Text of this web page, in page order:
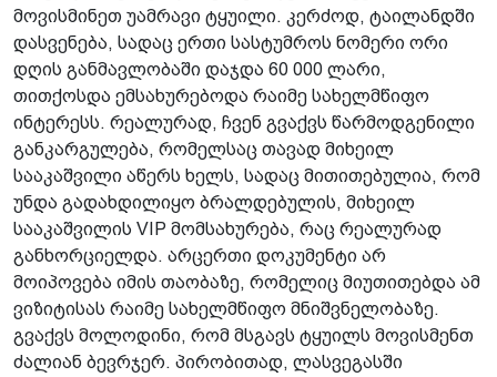
მოვისმინეთ უამრავი ტყუილი. კერძოდ, ტაილანდში
დასვენება, სადაც ერთი სასტუმროს ნომერი ორი
დღის განმავლობაში დაჯდა 60 000 ლარი,
თითქოსდა ემსახურებოდა რაიმე სახელმწიფო
ინტერესს. რეალურად, ჩვენ გვაქვს წარმოდგენილი
განკარგულება, რომელსაც თავად მიხეილ
სააკაშვილი აწერს ხელს, სადაც მითითებულია, რომ
უნდა გადახდილიყო ბრალდებულის, მიხეილ
სააკაშვილის VIP მომსახურება, რაც რეალურად
განხორციელდა. არცერთი დოკუმენტი არ
მოიპოვება იმის თაობაზე, რომელიც მიუთითებდა ამ
ვიზიტისას რაიმე სახელმწიფო მნიშვნელობაზე.
გვაქვს მოლოდინი, რომ მსგავს ტყუილს მოვისმენთ
ძალიან ბევრჯერ. პირობითად, ლასვეგასში